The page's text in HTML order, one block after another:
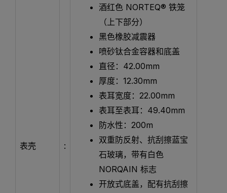
表壳 :
酒红色 NORTEQ® 铁笼
（上下部分）
黑色橡胶减震器
喷砂钛合金容器和底盖
直径：42.00mm
厚度：12.30mm
表耳宽度：22.00mm
表耳至表耳：49.40mm
防水性：200m
双重防反射、抗刮擦蓝宝
石玻璃，带有白色
NORQAIN 标志
开放式底盖，配有抗刮擦